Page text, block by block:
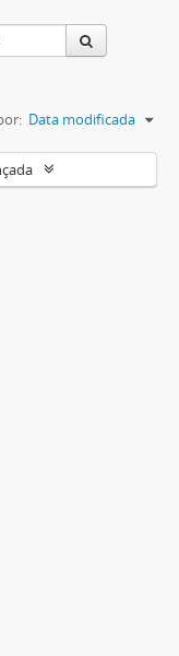
Data modificada